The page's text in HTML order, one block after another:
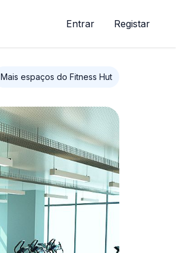
Entrar Registar
Mais espaços do Fitness Hut